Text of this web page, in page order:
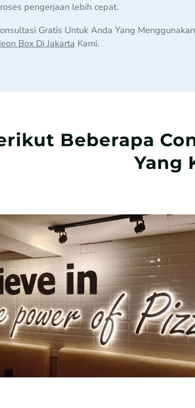
pengerjaan lebih cepat.
Gratis Untuk Anda Yang Menggunakan
Box Di Jakarta Kami.
Beberapa
Yang